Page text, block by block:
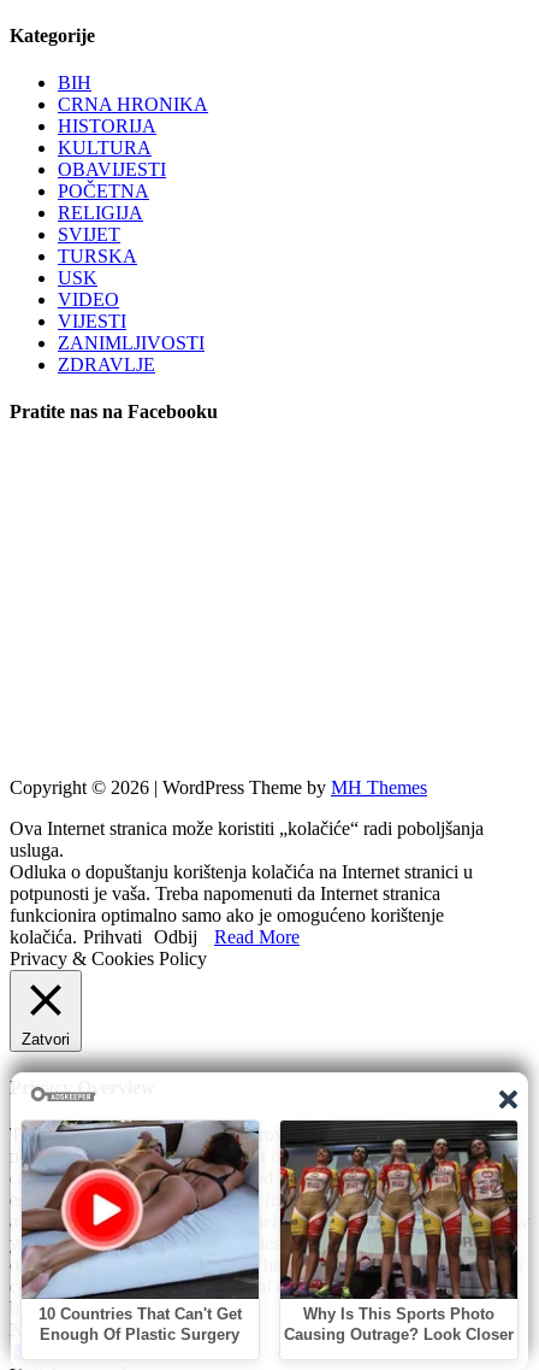
Kategorije
BIH
CRNA HRONIKA
HISTORIJA
KULTURA
OBAVIJESTI
POČETNA
RELIGIJA
SVIJET
TURSKA
USK
VIDEO
VIJESTI
ZANIMLJIVOSTI
ZDRAVLJE
Pratite nas na Facebooku
Copyright © 2026 | WordPress Theme by MH Themes
Ova Internet stranica može koristiti „kolačiće“ radi poboljšanja
usluga.
Odluka o dopuštanju korištenja kolačića na Internet stranici u
potpunosti je vaša. Treba napomenuti da Internet stranica
funkcionira optimalno samo ako je omogućeno korištenje
kolačića. Prihvati Odbij
Read More
Privacy & Cookies Policy
Zatvori
Privacy Overview
This website uses cookies to improve your experience while you
navigate through the website. Out of these, the cookies that are
categorized as necessary are stored on your browser as they are
essential for the working of basic functionalities of the website. We
also use third-party cookies that help us analyze and understand how
you use this website. These cookies will be stored in your browser
only with your consent. You also have the option to opt-out of these
cookies. But opting out of some of these cookies may affect your
browsing experience.
Necessary